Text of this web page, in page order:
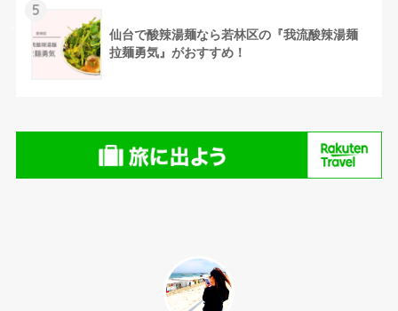
5
仙台で酸辣湯麺なら若林区の『我流酸辣湯麺
拉麺勇気』がおすすめ！